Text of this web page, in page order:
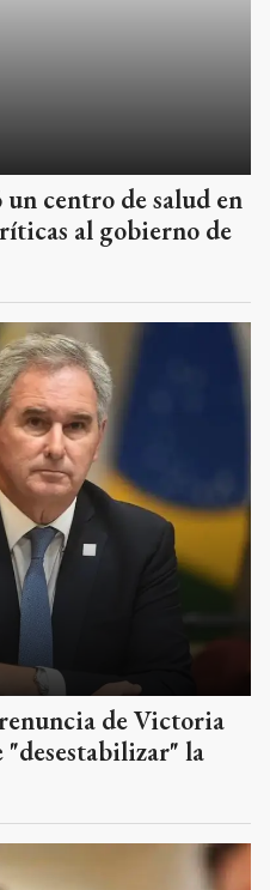
centro de salud en
al gobierno de
de Victoria
la